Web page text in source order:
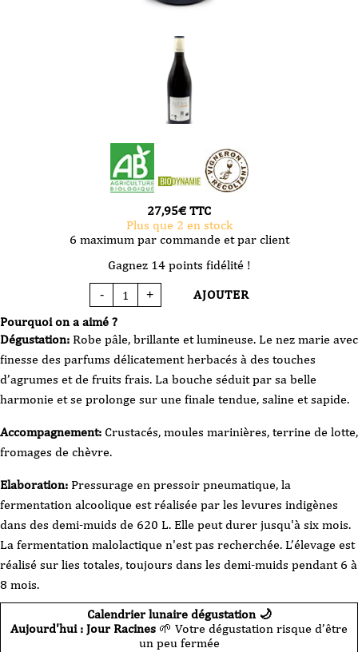
Pourquoi on a aimé ?
Dégustation: Robe pâle, brillante et lumineuse. Le nez marie avec
finesse des parfums délicatement herbacés à des touches
d’agrumes et de fruits frais. La bouche séduit par sa belle
harmonie et se prolonge sur une finale tendue, saline et sapide.
Accompagnement: Crustacés, moules marinières, terrine de lotte,
fromages de chèvre.
Elaboration: Pressurage en pressoir pneumatique, la
fermentation alcoolique est réalisée par les levures indigènes
dans des demi-muids de 620 L. Elle peut durer jusqu'à six mois.
La fermentation malolactique n'est pas recherchée. L’élevage est
réalisé sur lies totales, toujours dans les demi-muids pendant 6 à
8 mois.
Calendrier lunaire dégustation 🌙
Aujourd'hui : Jour Racines 🌱 Votre dégustation risque d’être
un peu fermée
27,95€ TTC
Plus que 2 en stock
6 maximum par commande et par client
Gagnez 14 points fidélité !
-
quantité
de
Blanc
-
François
-
de
-
Les
-
2023
+ AJOUTER